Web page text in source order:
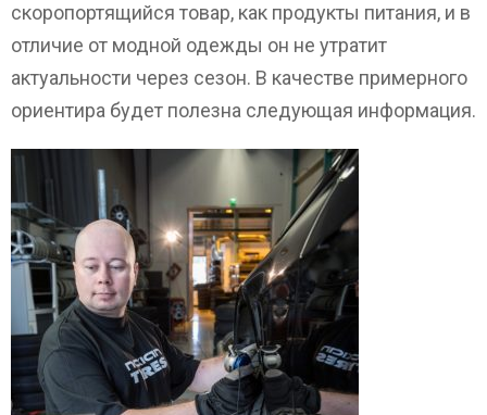
скоропортящийся товар, как продукты питания, и в
отличие от модной одежды он не утратит
актуальности через сезон. В качестве примерного
ориентира будет полезна следующая информация.